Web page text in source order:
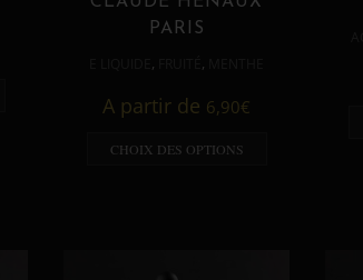
PARIS
, ,
A partir de 6,90€
CHOIX DES OPTIONS